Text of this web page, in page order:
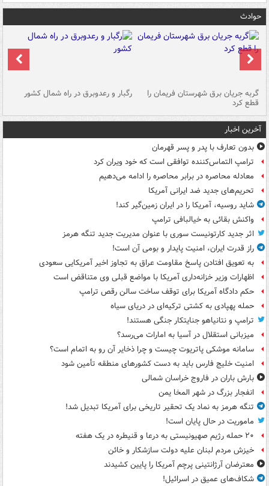
حوادث
گربه جریان برق شهرستان فریمان را
قطع کرد
رگبار و رعدوبرق در راه شمال کشور
آخرین اخبار
بدون تعارف با پدر و پسر قهرمان
ترامپ التماس‌کننده توافقی است که خود ویران کرد
معادله محاصره در برابر محاصره را ادامه می‌دهیم
تحریم‌های جدید ضد ایرانی آمریکا
شاید روسیه، آمریکا را در ایران زمین‌گیر کند!
واکنش بقائی به خیالبافی ترامپ
اثر جدید کارتونیست سوری با عنوان مدیریت جدید تنگه هرمز
راز قدرت ایران، امنیت پایدار و بومی آن است!
به تعویق افتادن پاسخ مقاومت عراق به تجاوز اخیر آمریکایی سعودی
اظهارات وزیر خزانه‌داری آمریکا با مواضع قبلی وی متناقض است
حکم دادگاه آمریکا برای توقف ساخت سالن رقص ترامپ
حمله پهپادی به کشتی ترکیه‌ای در دریای سیاه
ترامپ و نتانیاهو جنایتکار جنگی هستند!
میزبانی استقلال در آسیا به امارات می‌رسد؟
سامانه موشکی پاتریوت چیست و چرا ذخایر آن رو به اتمام است؟
امنیت خلیج فارس باید به دست کشورهای منطقه تأمین شود
بارش باران در فاروج خراسان شمالی
انفجار بزرگ در شهر المخا یمن
تنگه هرمز به نماد یک تحقیر تاریخی برای آمریکا تبدیل شد!
ماموریت در حال پایان است!
۲۰ حمله رژیم صهیونیستی به درعا و قنیطره در یک هفته
خیزش مردم لبنان علیه دولت سازشکار و خائن
معترضان آرژانتینی پرچم آمریکا را پایین کشیدند
شکاف‌های عمیق در اسرائیل!